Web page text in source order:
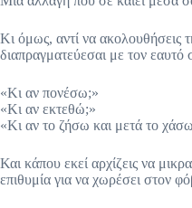
Κι όμως, αντί να ακολουθήσεις
διαπραγματεύεσαι με τον εαυτό
«Κι αν πονέσω;»
«Κι αν εκτεθώ;»
«Κι αν το ζήσω και μετά το
Και κάπου εκεί αρχίζεις να
επιθυμία για να χωρέσει στον